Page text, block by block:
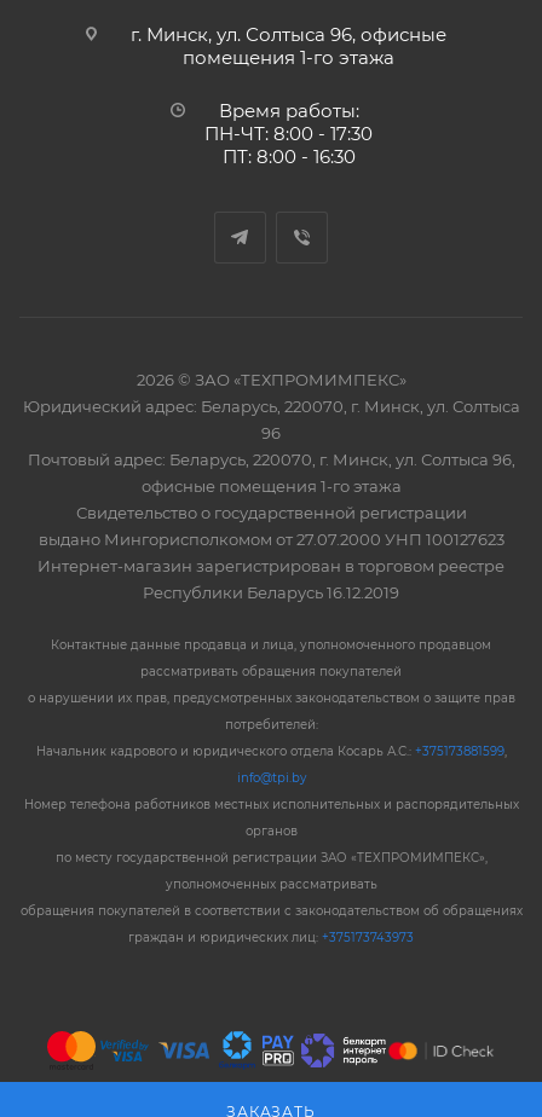
ЗАКАЗАТЬ
г. Минск, ул. Солтыса 96, офисные
помещения 1-го этажа
Время работы:
ПН-ЧТ: 8:00 - 17:30
ПТ: 8:00 - 16:30
2026 © ЗАО «ТЕХПРОМИМПЕКС»
Юридический адрес: Беларусь, 220070, г. Минск, ул. Солтыса
96
Почтовый адрес: Беларусь, 220070, г. Минск, ул. Солтыса 96,
офисные помещения 1-го этажа
Свидетельство о государственной регистрации
выдано Мингорисполкомом от 27.07.2000 УНП 100127623
Интернет-магазин зарегистрирован в торговом реестре
Республики Беларусь 16.12.2019
Контактные данные продавца и лица, уполномоченного продавцом
рассматривать обращения покупателей
о нарушении их прав, предусмотренных законодательством о защите прав
потребителей:
Начальник кадрового и юридического отдела Косарь А.С.: +375173881599,
info@tpi.by
Номер телефона работников местных исполнительных и распорядительных
органов
по месту государственной регистрации ЗАО «ТЕХПРОМИМПЕКС»,
уполномоченных рассматривать
обращения покупателей в соответствии с законодательством об обращениях
граждан и юридических лиц: +375173743973